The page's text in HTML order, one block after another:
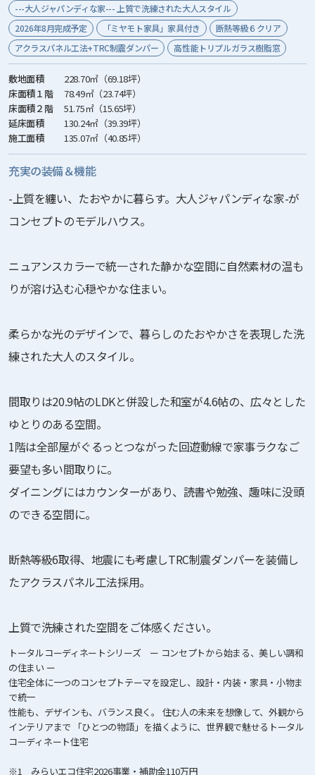
---大人ジャパンディな家--- 上質で洗練された大人スタイル
2026年8月完成予定
「ミヤモト家具」家具付き
断熱等級６クリア
アクラスパネル工法+TRC制震ダンパー
高性能トリプルガラス樹脂窓
敷地面積
228.70㎡（69.18坪）
床面積１階
78.49㎡（23.74坪）
床面積２階
51.75㎡（15.65坪）
延床面積
130.24㎡（39.39坪）
施工面積
135.07㎡（40.85坪）
充実の装備＆機能
-上質を纏い、たおやかに暮らす。大人ジャパンディな家-が
コンセプトのモデルハウス。
ニュアンスカラーで統一された静かな空間に自然素材の温も
りが溶け込む心穏やかな住まい。
柔らかな光のデザインで、暮らしのたおやかさを表現した洗
練された大人のスタイル。
間取りは20.9帖のLDKと併設した和室が4.6帖の、広々とした
ゆとりのある空間。
1階は全部屋がぐるっとつながった回遊動線で家事ラクなご
要望も多い間取りに。
ダイニングにはカウンターがあり、読書や勉強、趣味に没頭
のできる空間に。
断熱等級6取得、地震にも考慮しTRC制震ダンパーを装備し
たアクラスパネル工法採用。
上質で洗練された空間をご体感ください。
トータルコーディネートシリーズ ー コンセプトから始まる、美しい調和
の住まい ー
住宅全体に一つのコンセプトテーマを設定し、設計・内装・家具・小物ま
で統一
性能も、デザインも、バランス良く。 住む人の未来を想像して、外観から
インテリアまで 「ひとつの物語」を描くように、世界観で魅せるトータル
コーディネート住宅
※1 みらいエコ住宅2026事業・補助金110万円